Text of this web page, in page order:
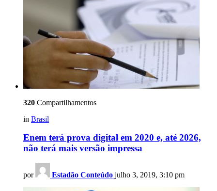
320 Compartilhamentos
in Brasil
Enem terá prova digital em 2020 e, até 2026,
não terá mais versão impressa
por Estadão Conteúdo julho 3, 2019, 3:10 pm